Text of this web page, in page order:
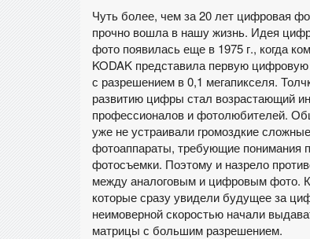
Чуть более, чем за 20 лет цифровая
прочно вошла в нашу жизнь. Идея
фото появилась еще в 1975 г., когда
KODAK представила первую
с разрешением в 0,1 мегапикселя.
развитию цифры стал возрастающий
профессионалов и фотолюбителей.
уже не устраивали громоздкие сложные
фотоаппараты, требующие понимания
фотосъемки. Поэтому и назрело
между аналоговым и цифровым фото.
которые сразу увидели будущее за
неимоверной скоростью начали
матрицы с большим разрешением.